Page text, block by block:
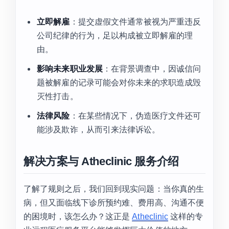
立即解雇 ：提交虚假文件通常被视为严重违反
公司纪律的行为，足以构成被立即解雇的理
由。
影响未来职业发展：在背景调查中，因诚信问
题被解雇的记录可能会对你未来的求职造成毁
灭性打击。
法律风险：在某些情况下，伪造医疗文件还可
能涉及欺诈，从而引来法律诉讼。
解决方案与 Atheclinic 服务介绍
了解了规则之后，我们回到现实问题：当你真的生
病，但又面临线下诊所预约难、费用高、沟通不便
的困境时，该怎么办？这正是Atheclinic这样的专